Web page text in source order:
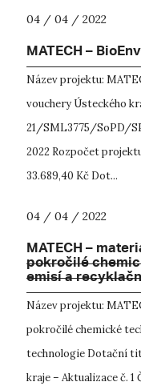
04 / 04 / 2022
MATECH –
Název projektu:
vouchery Ústeckého
21/SML3775/SoPD/
2022 Rozpočet
33.689,40 Kč Dot...
04 / 04 / 2022
MATECH –
pokročilé
emisí a
Název projektu:
pokročilé chemické
technologie Dotační
kraje – Aktualizace č. 1